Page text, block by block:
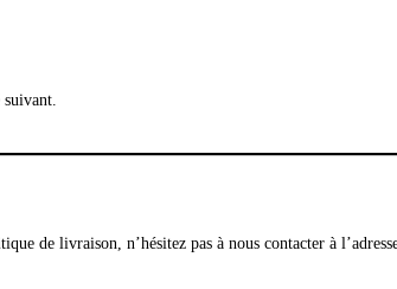
suivant.
de livraison, n’hésitez pas à nous contacter à